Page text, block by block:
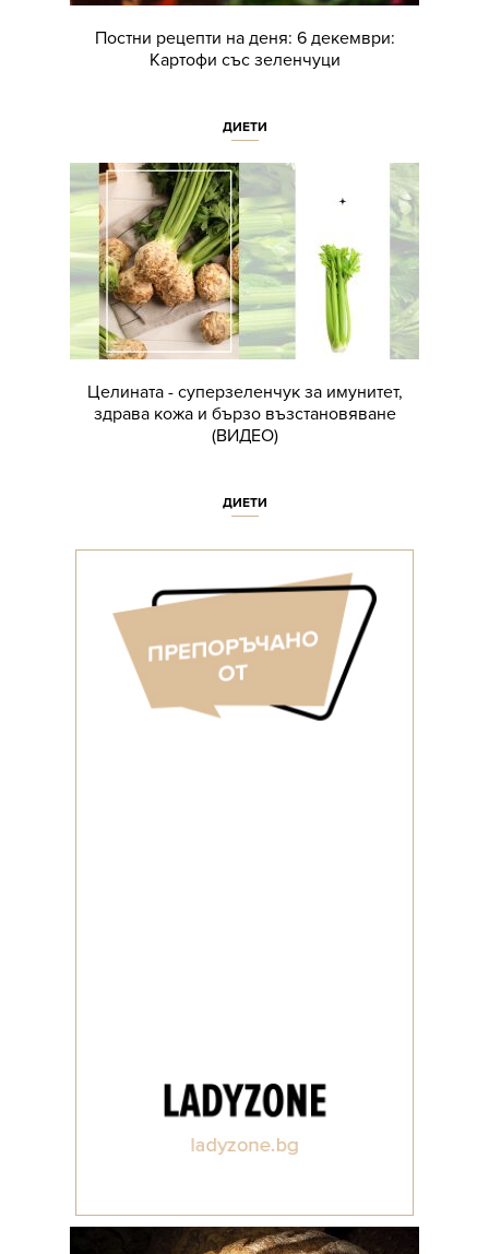
Постни рецепти на деня: 6 декември:
Картофи със зеленчуци
ДИЕТИ
Целината - суперзеленчук за имунитет,
здрава кожа и бързо възстановяване
(ВИДЕО)
ДИЕТИ